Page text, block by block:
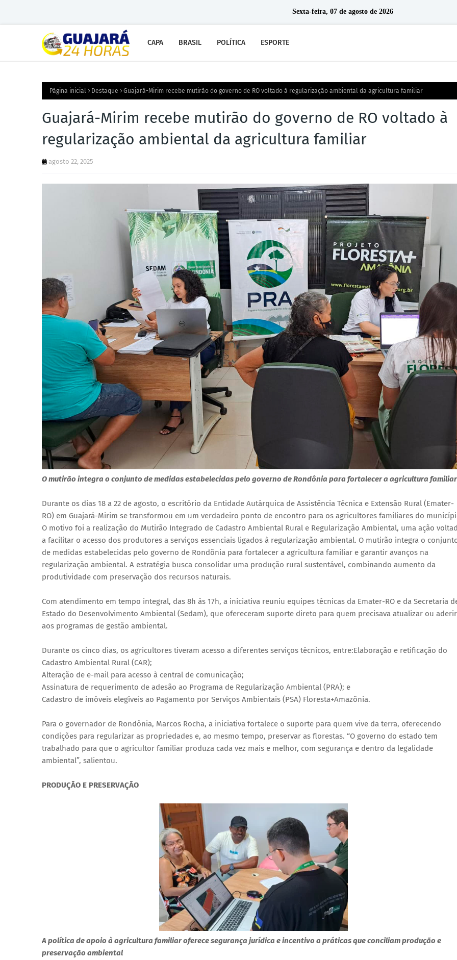
Sexta-feira, 07 de agosto de 2026
CAPA BRASIL POLÍTICA ESPORTE
Página inicial Destaque Guajará-Mirim recebe mutirão do governo de RO voltado à regularização ambiental da agricultura familiar
Guajará-Mirim recebe mutirão do governo de RO voltado à
regularização ambiental da agricultura familiar
agosto 22, 2025
O mutirão integra o conjunto de medidas estabelecidas pelo governo de Rondônia para fortalecer a agricultura familiar
Durante os dias 18 a 22 de agosto, o escritório da Entidade Autárquica de Assistência Técnica e Extensão Rural (Emater-
RO) em Guajará-Mirim se transformou em um verdadeiro ponto de encontro para os agricultores familiares do
O motivo foi a realização do Mutirão Integrado de Cadastro Ambiental Rural e Regularização Ambiental, uma ação
a facilitar o acesso dos produtores a serviços essenciais ligados à regularização ambiental. O mutirão integra o
de medidas estabelecidas pelo governo de Rondônia para fortalecer a agricultura familiar e garantir avanços na
regularização ambiental. A estratégia busca consolidar uma produção rural sustentável, combinando aumento da
produtividade com preservação dos recursos naturais.
Com atendimento em tempo integral, das 8h às 17h, a iniciativa reuniu equipes técnicas da Emater-RO e da Secretaria
Estado do Desenvolvimento Ambiental (Sedam), que ofereceram suporte direto para quem precisava atualizar ou aderir
aos programas de gestão ambiental.
Durante os cinco dias, os agricultores tiveram acesso a diferentes serviços técnicos, entre:Elaboração e retificação do
Cadastro Ambiental Rural (CAR);
Alteração de e-mail para acesso à central de comunicação;
Assinatura de requerimento de adesão ao Programa de Regularização Ambiental (PRA); e
Cadastro de imóveis elegíveis ao Pagamento por Serviços Ambientais (PSA) Floresta+Amazônia.
Para o governador de Rondônia, Marcos Rocha, a iniciativa fortalece o suporte para quem vive da terra, oferecendo
condições para regularizar as propriedades e, ao mesmo tempo, preservar as florestas. “O governo do estado tem
trabalhado para que o agricultor familiar produza cada vez mais e melhor, com segurança e dentro da legalidade
ambiental”, salientou.
PRODUÇÃO E PRESERVAÇÃO
A política de apoio à agricultura familiar oferece segurança jurídica e incentivo a práticas que conciliam produção e
preservação ambiental